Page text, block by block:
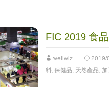
FIC 2019 食
wellwiz 2019/
料, 保健品, 天然產品, 加